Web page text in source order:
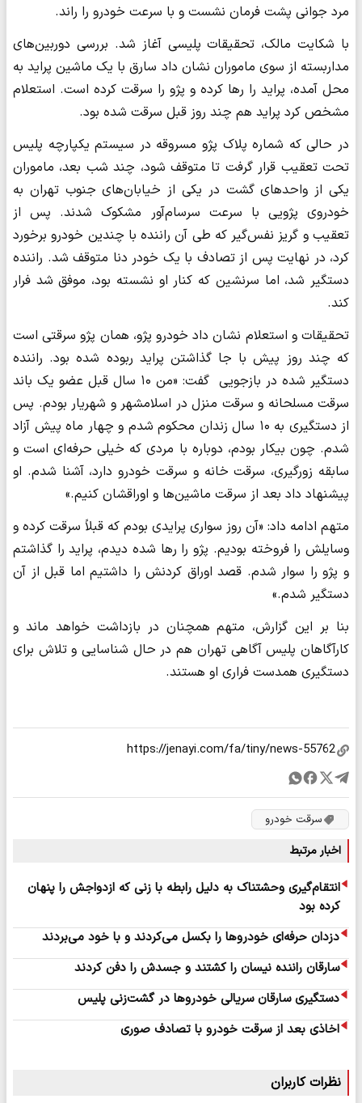
مرد جوانی پشت فرمان نشست و با سرعت خودرو را راند.
با شکایت مالک، تحقیقات پلیسی آغاز شد. بررسی دوربین‌های
مداربسته از سوی ماموران نشان داد سارق با یک ماشین پراید به
محل آمده، پراید را رها کرده و پژو را سرقت کرده است. استعلام
مشخص کرد پراید هم چند روز قبل سرقت شده بود.
در حالی که شماره پلاک پژو مسروقه در سیستم یکپارچه پلیس
تحت تعقیب قرار گرفت تا متوقف شود، چند شب بعد، ماموران
یکی از واحدهای گشت در یکی از خیابان‌های جنوب تهران به
خودروی پژویی با سرعت سرسام‌آور مشکوک شدند. پس از
تعقیب و گریز نفس‌گیر که طی آن راننده با چندین خودرو برخورد
کرد، در نهایت پس از تصادف با یک خودر دنا متوقف شد. راننده
دستگیر شد، اما سرنشین که کنار او نشسته بود، موفق شد فرار
کند.
تحقیقات و استعلام نشان داد خودرو پژو، همان پژو سرقتی است
که چند روز پیش با جا گذاشتن پراید ربوده شده بود. راننده
دستگیر شده در بازجویی گفت: «من ۱۰ سال قبل عضو یک باند
سرقت مسلحانه و سرقت منزل در اسلامشهر و شهریار بودم. پس
از دستگیری به ۱۰ سال زندان محکوم شدم و چهار ماه پیش آزاد
شدم. چون بیکار بودم، دوباره با مردی که خیلی حرفه‌ای است و
سابقه زورگیری، سرقت خانه و سرقت خودرو دارد، آشنا شدم. او
پیشنهاد داد بعد از سرقت ماشین‌ها و اوراقشان کنیم.»
متهم ادامه داد: «آن روز سواری پرایدی بودم که قبلاً سرقت کرده و
وسایلش را فروخته بودیم. پژو را رها شده دیدم، پراید را گذاشتم
و پژو را سوار شدم. قصد اوراق کردنش را داشتیم اما قبل از آن
دستگیر شدم.»
بنا بر این گزارش، متهم همچنان در بازداشت خواهد ماند و
کارآگاهان پلیس آگاهی تهران هم در حال شناسایی و تلاش برای
دستگیری همدست فراری او هستند.
سرقت خودرو
اخبار مرتبط
انتقام‌گیری وحشتناک به دلیل رابطه با زنی که ازدواجش را پنهان
کرده بود
دزدان حرفه‌ای خودروها را بکسل می‌کردند و با خود می‌بردند
سارقان راننده نیسان را کشتند و جسدش را دفن کردند
دستگیری سارقان سریالی خودروها در گشت‌زنی پلیس
اخاذی بعد از سرقت خودرو با تصادف صوری
نظرات کاربران